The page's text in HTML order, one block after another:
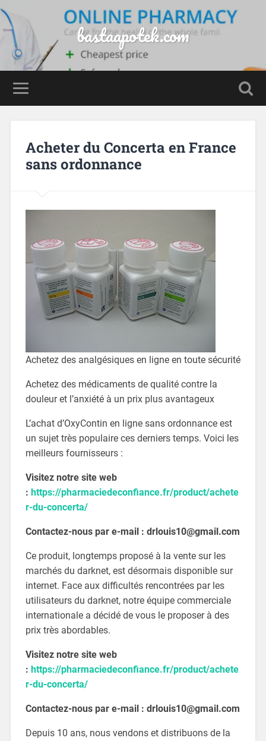
bastaapotek.com
Acheter du Concerta en France
sans ordonnance
Achetez des analgésiques en ligne en toute sécurité
Achetez des médicaments de qualité contre la
douleur et l’anxiété à un prix plus avantageux
L’achat d’OxyContin en ligne sans ordonnance est
un sujet très populaire ces derniers temps. Voici les
meilleurs fournisseurs :
Visitez notre site web
: https://pharmaciedeconfiance.fr/product/achete
r-du-concerta/
Contactez-nous par e-mail : drlouis10@gmail.com
Ce produit, longtemps proposé à la vente sur les
marchés du darknet, est désormais disponible sur
internet. Face aux difficultés rencontrées par les
utilisateurs du darknet, notre équipe commerciale
internationale a décidé de vous le proposer à des
prix très abordables.
Visitez notre site web
: https://pharmaciedeconfiance.fr/product/achete
r-du-concerta/
Contactez-nous par e-mail : drlouis10@gmail.com
Depuis 10 ans, nous vendons et distribuons de la